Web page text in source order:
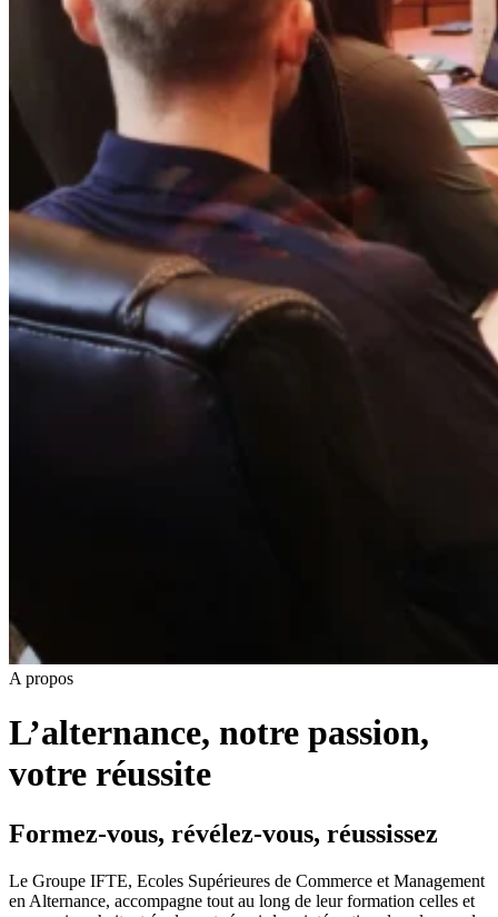
A propos
L’alternance, notre passion,
votre réussite
Formez-vous, révélez-vous, réussissez
Le Groupe IFTE, Ecoles Supérieures de Commerce et Management
en Alternance, accompagne tout au long de leur formation celles et